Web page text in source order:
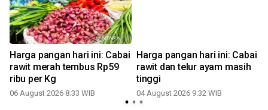
Harga pangan hari ini: Cabai
rawit merah tembus Rp59
ribu per Kg
06 August 2026 8:33 WIB
Harga pangan hari ini: Cabai
rawit dan telur ayam masih
tinggi
04 August 2026 9:32 WIB